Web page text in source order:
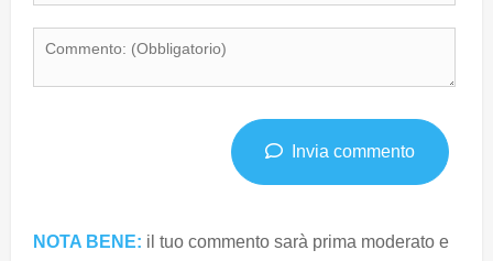
Invia commento
NOTA BENE: il tuo commento sarà prima moderato e